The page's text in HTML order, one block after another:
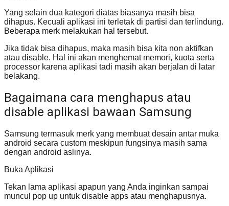
Yang selain dua kategori diatas biasanya masih bisa
dihapus. Kecuali aplikasi ini terletak di partisi dan terlindung.
Beberapa merk melakukan hal tersebut.
Jika tidak bisa dihapus, maka masih bisa kita non aktifkan
atau disable. Hal ini akan menghemat memori, kuota serta
processor karena aplikasi tadi masih akan berjalan di latar
belakang.
Bagaimana cara menghapus atau
disable aplikasi bawaan Samsung
Samsung termasuk merk yang membuat desain antar muka
android secara custom meskipun fungsinya masih sama
dengan android aslinya.
Buka Aplikasi
Tekan lama aplikasi apapun yang Anda inginkan sampai
muncul pop up untuk disable apps atau menghapusnya.